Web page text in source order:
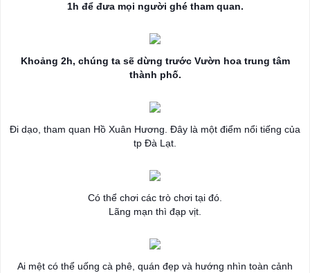
1h để đưa mọi người ghé tham quan.
Khoảng 2h, chúng ta sẽ dừng trước Vườn hoa trung tâm
thành phố.
Đi dạo, tham quan Hồ Xuân Hương. Đây là một điểm nổi tiếng của
tp Đà Lạt.
Có thể chơi các trò chơi tại đó.
Lãng mạn thì đạp vịt.
Ai mệt có thể uống cà phê, quán đẹp và hướng nhìn toàn cảnh